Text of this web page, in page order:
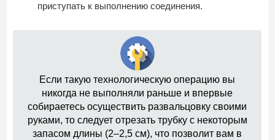
приступать к выполнению соединения.
Если такую технологическую операцию вы
никогда не выполняли раньше и впервые
собираетесь осуществить развальцовку своими
руками, то следует отрезать трубку с некоторым
запасом длины (2–2,5 см), что позволит вам в